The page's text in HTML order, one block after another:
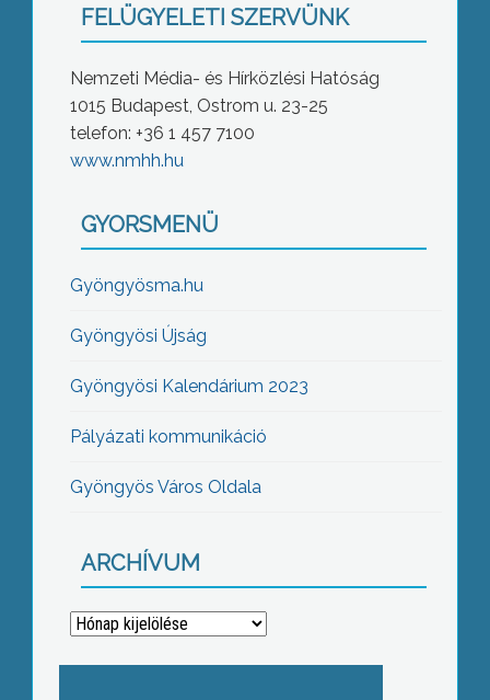
FELÜGYELETI SZERVÜNK
Nemzeti Média- és Hírközlési Hatóság
1015 Budapest, Ostrom u. 23-25
telefon: +36 1 457 7100
www.nmhh.hu
GYORSMENÜ
Gyöngyösma.hu
Gyöngyösi Újság
Gyöngyösi Kalendárium 2023
Pályázati kommunikáció
Gyöngyös Város Oldala
ARCHÍVUM
Archívum